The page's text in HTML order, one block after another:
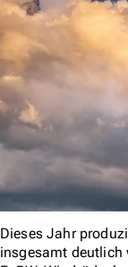
Dieses Jahr
insgesamt deutlich